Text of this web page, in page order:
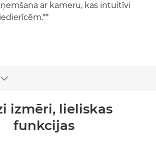
ar kameru, kas intuitīvi
Toggle breadcrumbs
izmēri, lieliskas
funkcijas